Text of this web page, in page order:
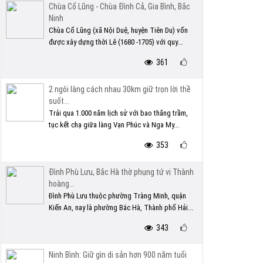
Chùa Cổ Lũng - Chùa Đình Cả, Gia Bình, Bắc
Ninh
Chùa Cổ Lũng (xã Nội Duệ, huyện Tiên Du) vốn
được xây dựng thời Lê (1680 -1705) với quy...
361
2 ngôi làng cách nhau 30km giữ trọn lời thề
suốt...
Trải qua 1.000 năm lịch sử với bao thăng trầm,
tục kết chạ giữa làng Vạn Phúc và Nga My...
353
Đình Phù Lưu, Bắc Hà thờ phụng tứ vị Thành
hoàng...
Đình Phù Lưu thuộc phường Tràng Minh, quận
Kiến An, nay là phường Bắc Hà, Thành phố Hải...
343
Ninh Bình: Giữ gìn di sản hơn 900 năm tuổi